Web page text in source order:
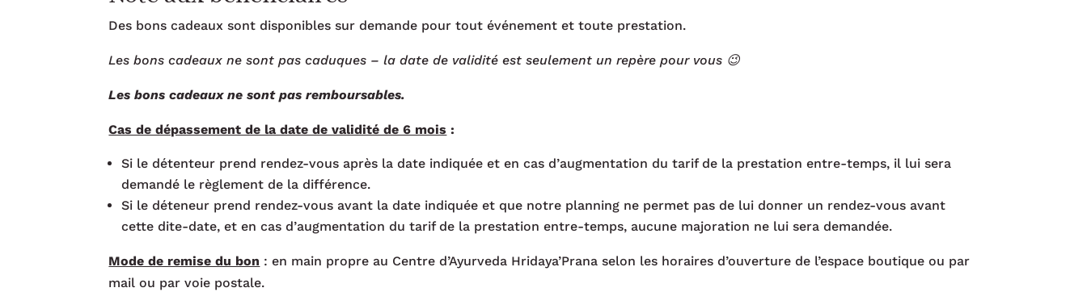
Des bons cadeaux sont disponibles sur demande pour tout événement et toute prestation.
Les bons cadeaux ne sont pas caduques – la date de validité est seulement un repère pour vous 😉
Les bons cadeaux ne sont pas remboursables.
Cas de dépassement de la date de validité de 6 mois :
Si le détenteur prend rendez-vous après la date indiquée et en cas d’augmentation du tarif de la prestation entre-temps, il lui sera
demandé le règlement de la différence.
Si le déteneur prend rendez-vous avant la date indiquée et que notre planning ne permet pas de lui donner un rendez-vous avant
cette dite-date, et en cas d’augmentation du tarif de la prestation entre-temps, aucune majoration ne lui sera demandée.
Mode de remise du bon : en main propre au Centre d’Ayurveda Hridaya’Prana selon les horaires d’ouverture de l’espace boutique ou par
mail ou par voie postale.